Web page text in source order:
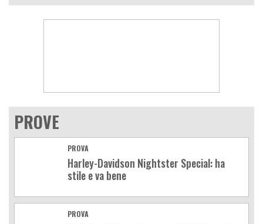
PROVE
PROVA
Harley-Davidson Nightster Special: ha
stile e va bene
PROVA